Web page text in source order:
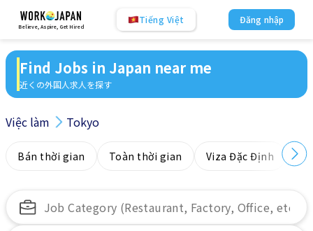
Believe, Aspire, Get Hired
Tiếng Việt Đăng nhập
Find Jobs in Japan near me
近くの外国人求人を探す
Việc làm Tokyo
Bán thời gian Toàn thời gian Viza Đặc Định